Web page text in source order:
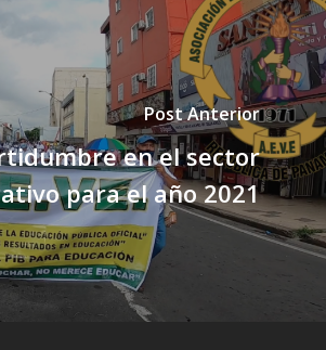
Post Anterior
en el sector
para el año 2021